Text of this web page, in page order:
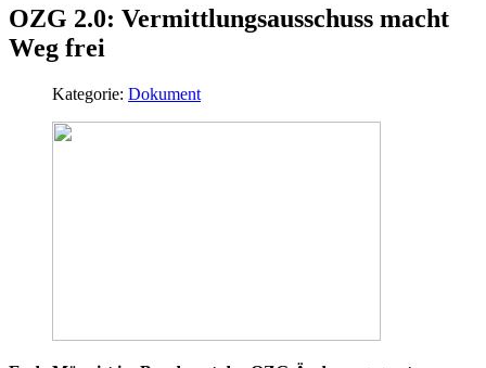
OZG 2.0: Vermittlungsausschuss macht
Weg frei
Kategorie: Dokument